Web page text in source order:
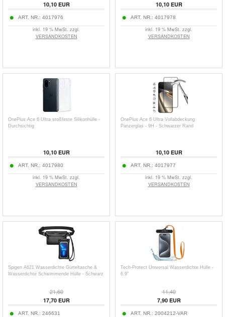
10,10EUR
ART. NR.: 4017976
inkl. 19 % MwSt. zzgl.
VERSANDKOSTEN
10,10EUR
ART. NR.: 4017978
inkl. 19 % MwSt. zzgl.
VERSANDKOSTEN
OnePlus Ace 6 Ultra stoßfeste Silikonhülle -
Durchsichtig
10,10EUR
ART. NR.: 4017980
inkl. 19 % MwSt. zzgl.
VERSANDKOSTEN
OnePlus Ace 6 Ultra Vollabdeckung
Panzerglas - 9H - Schwarzer Rand
10,10EUR
ART. NR.: 4017977
inkl. 19 % MwSt. zzgl.
VERSANDKOSTEN
Spigen A621 Wasserdichte Gürteltasche &
Wasserdichte Schwimmende Hülle - Schwarz
21,60
17,70EUR
ART. NR.: 246631
Tech-Protect Universal Wasserdichte Hülle -
6.9"
11,40
7,90EUR
ART. NR.: 2004212-VAR